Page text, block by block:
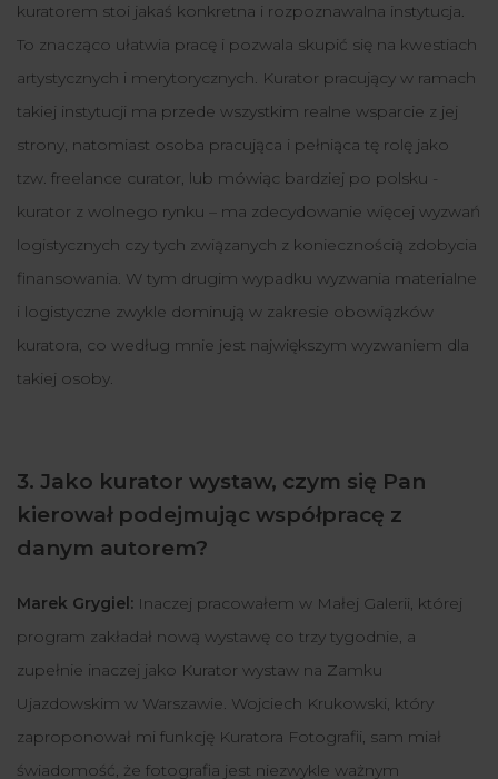
kuratorem stoi jakaś konkretna i rozpoznawalna instytucja.
To znacząco ułatwia pracę i pozwala skupić się na kwestiach
artystycznych i merytorycznych. Kurator pracujący w ramach
takiej instytucji ma przede wszystkim realne wsparcie z jej
strony, natomiast osoba pracująca i pełniąca tę rolę jako
tzw. freelance curator, lub mówiąc bardziej po polsku -
kurator z wolnego rynku – ma zdecydowanie więcej wyzwań
logistycznych czy tych związanych z koniecznością zdobycia
finansowania. W tym drugim wypadku wyzwania materialne
i logistyczne zwykle dominują w zakresie obowiązków
kuratora, co według mnie jest największym wyzwaniem dla
takiej osoby.
3. Jako kurator wystaw, czym się Pan
kierował podejmując współpracę z
danym autorem?
Marek Grygiel: Inaczej pracowałem w Małej Galerii, której
program zakładał nową wystawę co trzy tygodnie, a
zupełnie inaczej jako Kurator wystaw na Zamku
Ujazdowskim w Warszawie. Wojciech Krukowski, który
zaproponował mi funkcję Kuratora Fotografii, sam miał
świadomość, że fotografia jest niezwykle ważnym